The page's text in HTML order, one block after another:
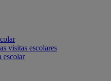
visitas escolares
escolar